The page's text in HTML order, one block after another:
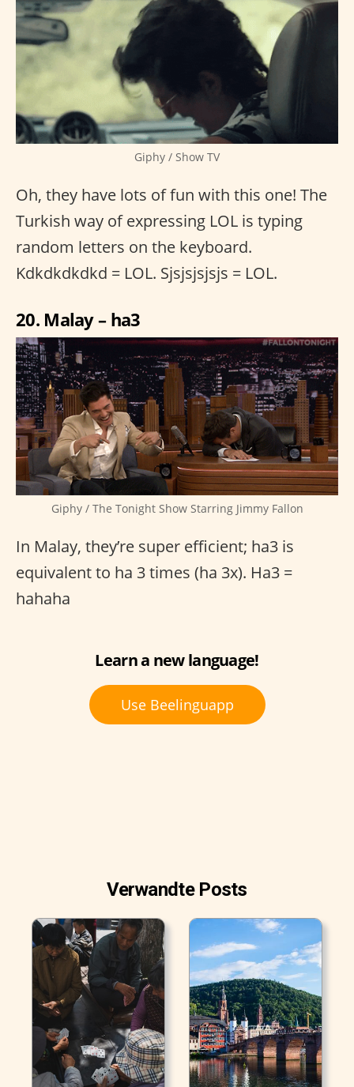
Giphy / Show TV
Oh, they have lots of fun with this one! The
Turkish way of expressing LOL is typing
random letters on the keyboard.
Kdkdkdkdkd = LOL. Sjsjsjsjsjs = LOL.
20. Malay – ha3
Giphy / The Tonight Show Starring Jimmy Fallon
In Malay, they’re super efficient; ha3 is
equivalent to ha 3 times (ha 3x). Ha3 =
hahaha
Learn a new language!
Use Beelinguapp
Verwandte Posts